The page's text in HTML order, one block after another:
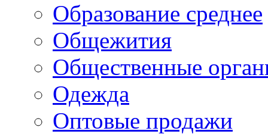
Образование среднее
Общежития
Общественные
Одежда
Оптовые продажи